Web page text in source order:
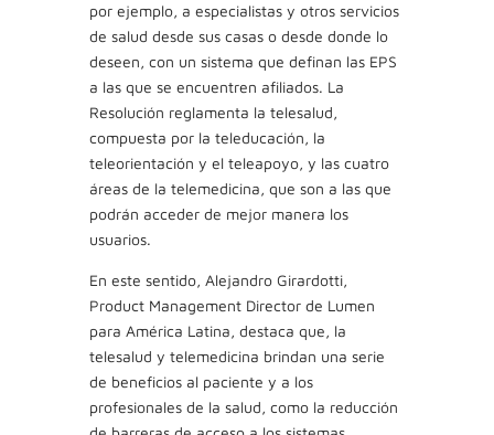
por ejemplo, a especialistas y otros servicios
de salud desde sus casas o desde donde lo
deseen, con un sistema que definan las EPS
a las que se encuentren afiliados. La
Resolución reglamenta la telesalud,
compuesta por la teleducación, la
teleorientación y el teleapoyo, y las cuatro
áreas de la telemedicina, que son a las que
podrán acceder de mejor manera los
usuarios.
En este sentido, Alejandro Girardotti,
Product Management Director de Lumen
para América Latina, destaca que, la
telesalud y telemedicina brindan una serie
de beneficios al paciente y a los
profesionales de la salud, como la reducción